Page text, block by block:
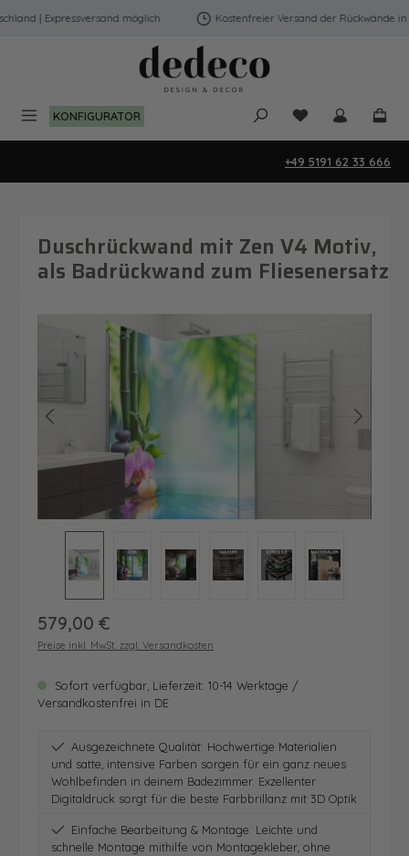
Zum Hauptinhalt springen
| Expressversand möglich Kostenfreier Versand der Rückwände in
KONFIGURATOR Du hast 0
+49 5191 62 33 666
Duschrückwand mit Zen V4 Motiv,
als Badrückwand zum Fliesenersatz
Bildergalerie überspringen
Regulärer Preis:
579,00 €
Preise inkl. MwSt. zzgl. Versandkosten
Sofort verfügbar, Lieferzeit: 10-14 Werktage /
Versandkostenfrei in DE
Ausgezeichnete Qualität: Hochwertige Materialien
und satte, intensive Farben sorgen für ein ganz neues
Wohlbefinden in deinem Badezimmer. Exzellenter
Digitaldruck sorgt für die beste Farbbrillanz mit 3D Optik
Einfache Bearbeitung & Montage: Leichte und
schnelle Montage mithilfe von Montagekleber, ohne